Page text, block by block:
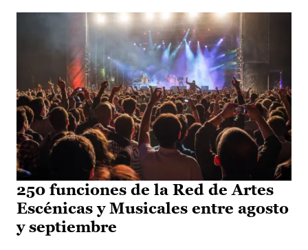
250 funciones de la Red de Artes
Escénicas y Musicales entre agosto
y septiembre